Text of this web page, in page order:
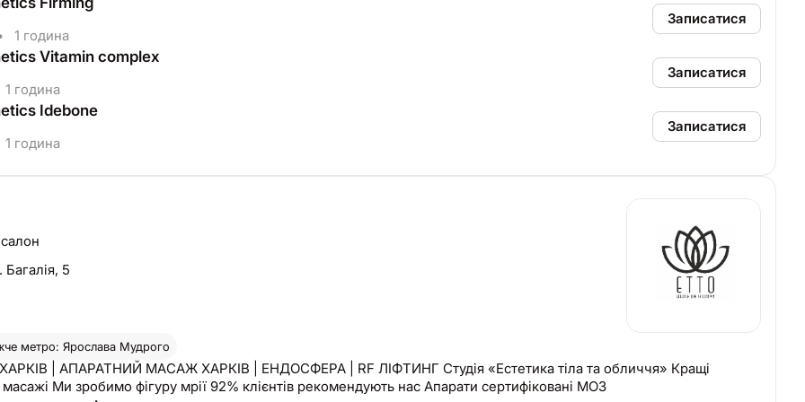
1 година
Записатися
Vitamin complex
1 година
Записатися
Idebone
1 година
Записатися
Багалія, 5
метро: Ярослава Мудрого
| АПАРАТНИЙ МАСАЖ ХАРКІВ | ЕНДОСФЕРА | RF ЛІФТИНГ Студія «Естетика тіла та обличчя» Кращі
апаратні масажі Ми зробимо фігуру мрії 92% клієнтів рекомендують нас Апарати сертифіковані МОЗ